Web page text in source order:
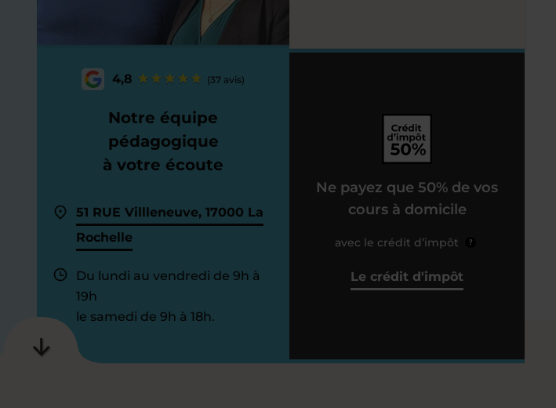
4,8 (37 avis)
Notre équipe
pédagogique
à votre écoute
51 RUE Villleneuve, 17000 La
Rochelle
Du lundi au vendredi de 9h à
19h
le samedi de 9h à 18h.
Ne payez que 50% de vos
cours à domicile
avec le crédit d’impôt ?
Le crédit d'impôt